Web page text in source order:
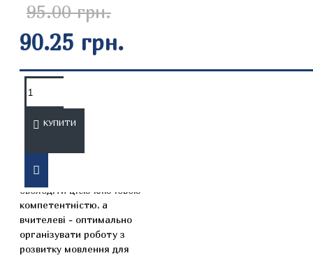
95.00 грн.
90.25 грн.
КУПИТИ
ОПИС
на меті допомогти учням
оволодіти цією ключовою
компетентністю, а
вчителеві - оптимально
організувати роботу з
розвитку мовлення для